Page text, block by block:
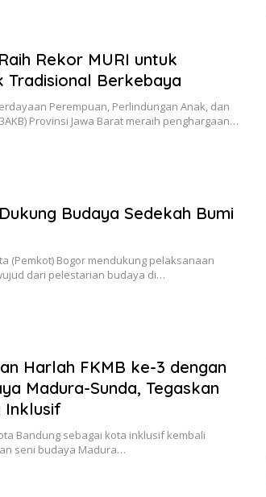
Rekor MURI untuk
Tradisional Berkebaya
Perempuan, Perlindungan Anak, dan
Provinsi Jawa Barat meraih penghargaan…
Budaya Sedekah Bumi
(Pemkot) Bogor mendukung pelaksanaan
dari pelestarian budaya di…
Harlah FKMB ke-3 dengan
Madura-Sunda, Tegaskan
Inklusif
Bandung sebagai kota inklusif kembali
seni budaya Madura…